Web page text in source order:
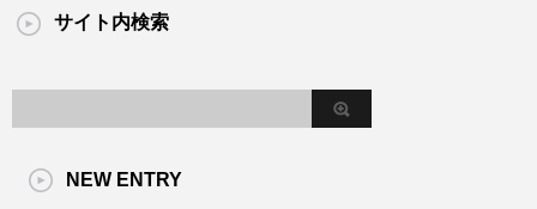
サイト内検索
NEW ENTRY